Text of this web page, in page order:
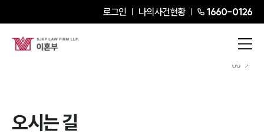
로그인 나의사건현황 1660-0126
오시는 길